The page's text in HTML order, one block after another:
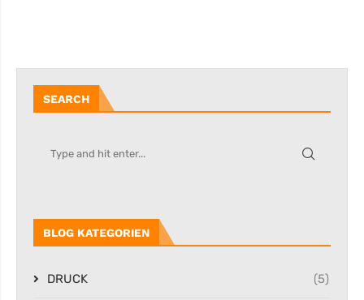
SEARCH
BLOG KATEGORIEN
DRUCK (5)